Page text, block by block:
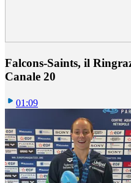
Falcons-Saints, il
Canale 20
01:09